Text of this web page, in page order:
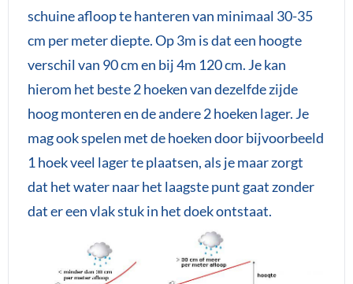
schuine afloop te hanteren van minimaal 30-35
cm per meter diepte. Op 3m is dat een hoogte
verschil van 90 cm en bij 4m 120 cm. Je kan
hierom het beste 2 hoeken van dezelfde zijde
hoog monteren en de andere 2 hoeken lager. Je
mag ook spelen met de hoeken door bijvoorbeeld
1 hoek veel lager te plaatsen, als je maar zorgt
dat het water naar het laagste punt gaat zonder
dat er een vlak stuk in het doek ontstaat.